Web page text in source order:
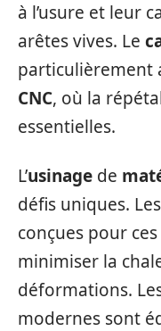
à l’usure et leur
arêtes vives. Le
particulièrement
CNC, où la
essentielles.
L’usinage de
défis uniques. Les
conçues pour ces
minimiser la
déformations.
modernes sont